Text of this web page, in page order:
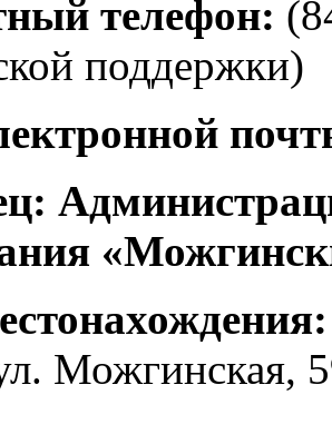
телефон:
поддержки)
Можгинская,